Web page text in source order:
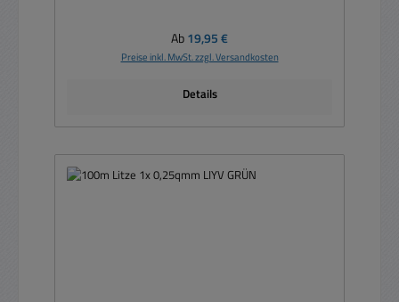
Regulärer Preis:
Ab19,95 €
Preise inkl. MwSt. zzgl. Versandkosten
Details